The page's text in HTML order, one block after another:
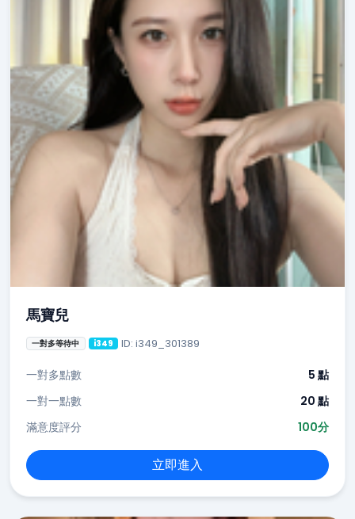
馬寶兒
一對多等待中 i349 ID: i349_301389
一對多點數
5 點
一對一點數
20 點
滿意度評分
100分
立即進入